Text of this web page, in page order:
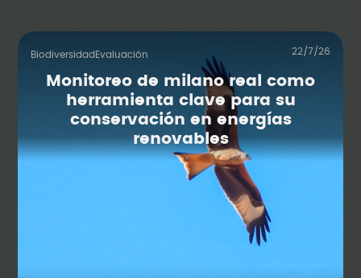
Biodiversidad Evaluación 22/7/26
Monitoreo de milano real como
herramienta clave para su
conservación en energías
renovables